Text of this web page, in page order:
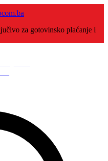
za gotovinsko plaćanje i